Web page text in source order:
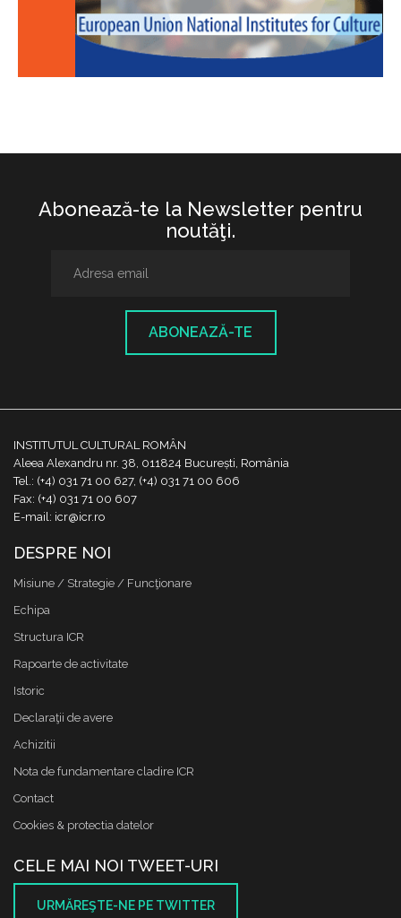
Abonează-te la Newsletter pentru
noutăţi.
ABONEAZĂ-TE
INSTITUTUL CULTURAL ROMÂN
Aleea Alexandru nr. 38, 011824 București, România
Tel.: (+4) 031 71 00 627, (+4) 031 71 00 606
Fax: (+4) 031 71 00 607
E-mail: icr@icr.ro
DESPRE NOI
Misiune / Strategie / Funcţionare
Echipa
Structura ICR
Rapoarte de activitate
Istoric
Declaraţii de avere
Achizitii
Nota de fundamentare cladire ICR
Contact
Cookies & protectia datelor
CELE MAI NOI TWEET-URI
URMĂREŞTE-NE PE TWITTER